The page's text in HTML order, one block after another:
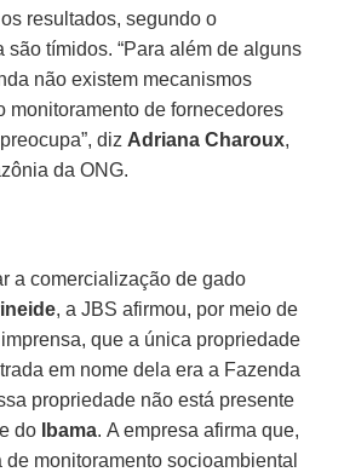
resultados, segundo o
são tímidos. “Para além de alguns
não existem mecanismos
monitoramento de fornecedores
diz Adriana Charoux,
da ONG.
a comercialização de gado
, a JBS afirmou, por meio de
que a única propriedade
em nome dela era a Fazenda
propriedade não está presente
do
Ibama. A empresa afirma que,
monitoramento socioambiental